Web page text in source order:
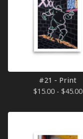
#21 - Print
$15.00 - $45.00